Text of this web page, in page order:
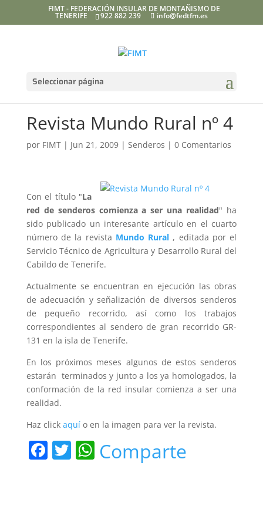
FIMT - FEDERACIÓN INSULAR DE MONTAÑISMO DE
TENERIFE 922 882 239 info@fedtfm.es
Seleccionar página
Revista Mundo Rural nº 4
por FIMT| Jun 21, 2009| Senderos | 0 Comentarios
Con el título "La
red de senderos comienza a ser una realidad" ha
sido publicado un interesante artículo en el cuarto
número de la revista Mundo Rural , editada por el
Servicio Técnico de Agricultura y Desarrollo Rural del
Cabildo de Tenerife.
Actualmente se encuentran en ejecución las obras
de adecuación y señalización de diversos senderos
de pequeño recorrido, así como los trabajos
correspondientes al sendero de gran recorrido GR-
131 en la isla de Tenerife.
En los próximos meses algunos de estos senderos
estarán terminados y junto a los ya homologados, la
conformación de la red insular comienza a ser una
realidad.
Haz click aquío en la imagen para ver la revista.
F T W
Comparte